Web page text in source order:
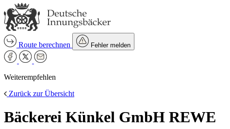
Route berechnen Fehler melden
Weiterempfehlen
Zurück zur Übersicht
Bäckerei Künkel GmbH REWE